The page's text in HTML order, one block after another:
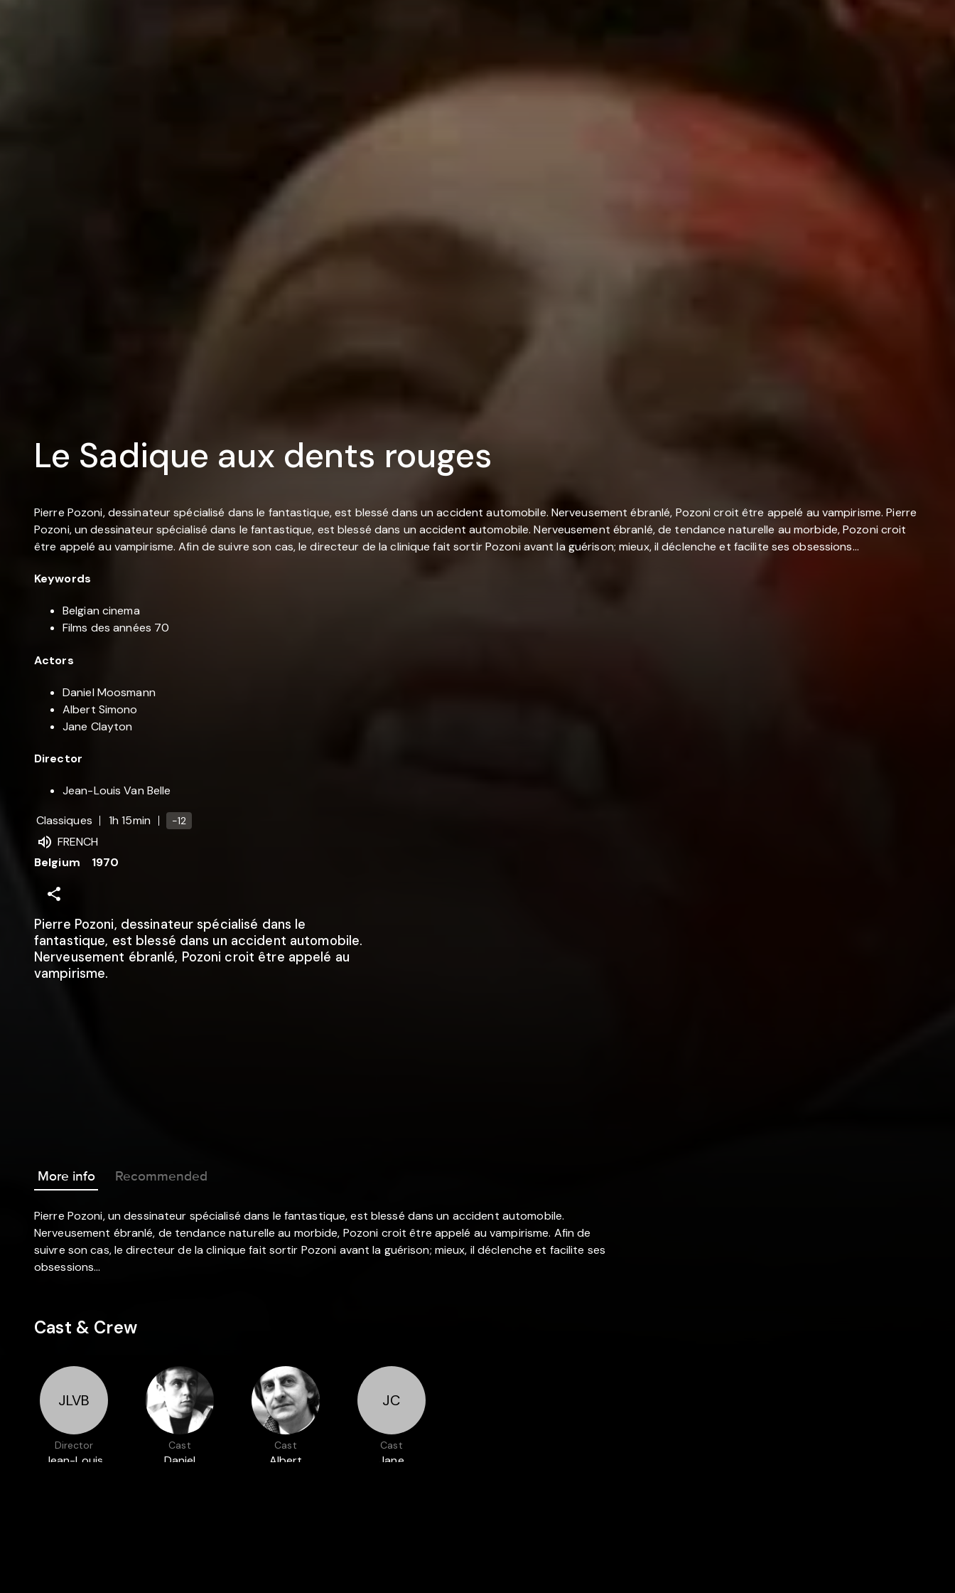
Le Sadique aux dents rouges
Pierre Pozoni, dessinateur spécialisé dans le fantastique, est blessé dans un accident automobile. Nerveusement ébranlé, Pozoni croit être appelé au vampirisme. Pierre
Pozoni, un dessinateur spécialisé dans le fantastique, est blessé dans un accident automobile. Nerveusement ébranlé, de tendance naturelle au morbide, Pozoni croit
être appelé au vampirisme. Afin de suivre son cas, le directeur de la clinique fait sortir Pozoni avant la guérison; mieux, il déclenche et facilite ses obsessions...
Keywords
Belgian cinema
Films des années 70
Actors
Daniel Moosmann
Albert Simono
Jane Clayton
Director
Jean-Louis Van Belle
Classiques
1h 15min -12
FRENCH
Belgium
1970
Pierre Pozoni, dessinateur spécialisé dans le
fantastique, est blessé dans un accident automobile.
Nerveusement ébranlé, Pozoni croit être appelé au
vampirisme.
More info Recommended
Pierre Pozoni, un dessinateur spécialisé dans le fantastique, est blessé dans un accident automobile.
Nerveusement ébranlé, de tendance naturelle au morbide, Pozoni croit être appelé au vampirisme. Afin de
suivre son cas, le directeur de la clinique fait sortir Pozoni avant la guérison; mieux, il déclenche et facilite ses
obsessions...
Cast & Crew
JLVB
Director
Jean-Louis
Cast
Daniel
Cast
Albert
JC
Cast
Jane